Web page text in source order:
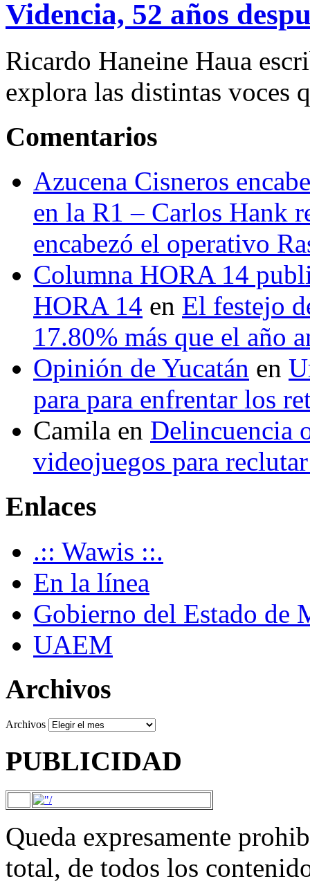
Videncia, 52 años
Ricardo Haneine Haua
explora las distintas voces
Comentarios
Azucena Cisneros
en la R1 – Carlos Hank
encabezó el operativo
Columna HORA 14
HORA 14 en El festejo
17.80% más que el año
Opinión de Yucatán en
para para enfrentar los
Camila en Delincuencia
videojuegos para
Enlaces
.:: Wawis ::.
En la línea
Gobierno del Estado de
UAEM
Archivos
Archivos
PUBLICIDAD
Queda expresamente
total, de todos los